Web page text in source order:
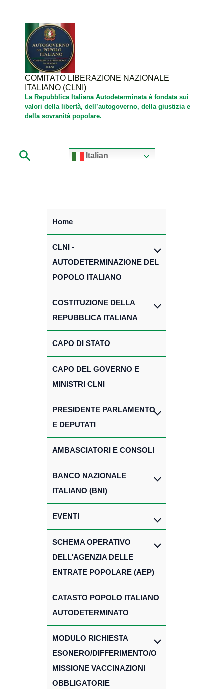
contenuto
COMITATO LIBERAZIONE NAZIONALE
ITALIANO (CLNI)
La Repubblica Italiana Autodeterminata è fondata sui
valori della libertà, dell’autogoverno, della giustizia e
della sovranità popolare.
Cerca Italian
Home
CLNI -
AUTODETERMINAZIONE DEL
POPOLO ITALIANO
COSTITUZIONE DELLA
REPUBBLICA ITALIANA
CAPO DI STATO
CAPO DEL GOVERNO E
MINISTRI CLNI
PRESIDENTE PARLAMENTO
E DEPUTATI
AMBASCIATORI E CONSOLI
BANCO NAZIONALE
ITALIANO (BNI)
EVENTI
SCHEMA OPERATIVO
DELL’AGENZIA DELLE
ENTRATE POPOLARE (AEP)
CATASTO POPOLO ITALIANO
AUTODETERMINATO
MODULO RICHIESTA
ESONERO/DIFFERIMENTO/O
MISSIONE VACCINAZIONI
OBBLIGATORIE